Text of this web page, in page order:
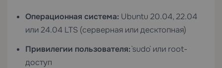
Операционная система: Ubuntu 20.04, 22.04
или 24.04 LTS (серверная или десктопная)
Привилегии пользователя:`sudo` или root-
доступ